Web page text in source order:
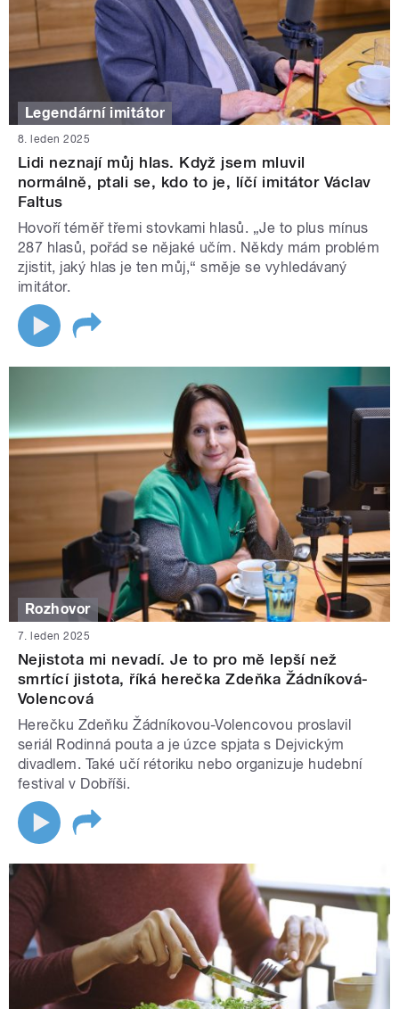
Legendární imitátor
8. leden 2025
Lidi neznají můj hlas. Když jsem mluvil
normálně, ptali se, kdo to je, líčí imitátor Václav
Faltus
Hovoří téměř třemi stovkami hlasů. „Je to plus mínus
287 hlasů, pořád se nějaké učím. Někdy mám problém
zjistit, jaký hlas je ten můj,“ směje se vyhledávaný
imitátor.
Rozhovor
7. leden 2025
Nejistota mi nevadí. Je to pro mě lepší než
smrtící jistota, říká herečka Zdeňka Žádníková-
Volencová
Herečku Zdeňku Žádníkovou-Volencovou proslavil
seriál Rodinná pouta a je úzce spjata s Dejvickým
divadlem. Také učí rétoriku nebo organizuje hudební
festival v Dobříši.